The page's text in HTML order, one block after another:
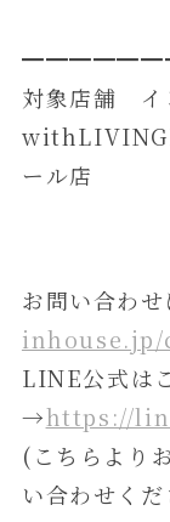
対象店舗 イ
ール店
お問い合わ
LINE公式は
→https://
(こちらより
い合わせく